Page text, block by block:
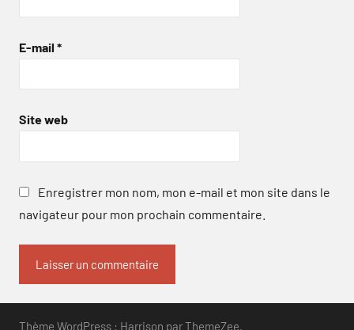
E-mail *
Site web
Enregistrer mon nom, mon e-mail et mon site dans le
navigateur pour mon prochain commentaire.
Thème WordPress : Harrison par ThemeZee.